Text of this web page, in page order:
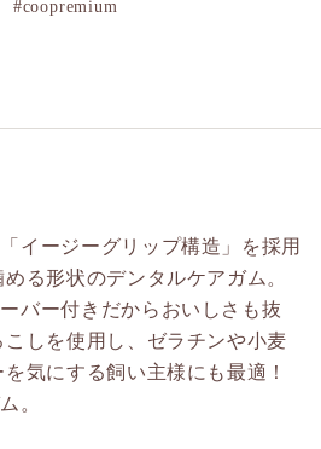
イージーグリップ構造」を採用
る形状のデンタルケアガム。
バー付きだからおいしさも抜
しを使用し、ゼラチンや小麦
気にする飼い主様にも最適！
。
#coopremium